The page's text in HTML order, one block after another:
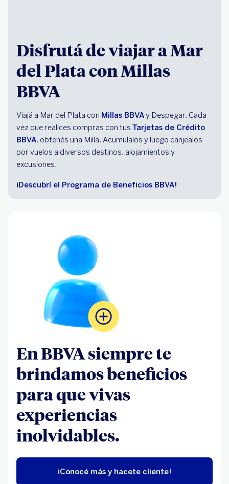
Disfrutá de viajar a Mar
del Plata con Millas
BBVA
Viajá a Mar del Plata con Millas BBVAy Despegar. Cada
vez que realices compras con tus Tarjetas de Crédito
BBVA, obtenés una Milla. Acumulalos y luego canjealos
por vuelos a diversos destinos, alojamientos y
excusiones.
¡Descubrí el Programa de Beneficios BBVA!
En BBVA siempre te
brindamos beneficios
para que vivas
experiencias
inolvidables.
¡Conocé más y hacete cliente!